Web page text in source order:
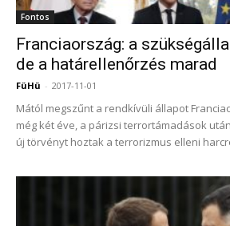
Fontos
Franciaország: a
de a határellenőrzés marad
FüHü - 2017-11-01
Mától megszűnt a rendkívüli állapot
még két éve, a párizsi terrortámadások
új törvényt hoztak a terrorizmus elleni